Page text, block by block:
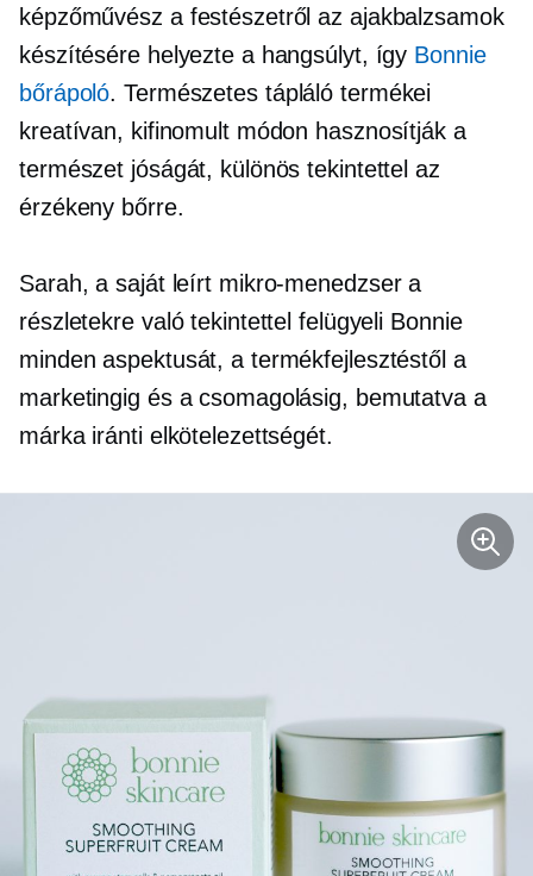
képzőművész a festészetről az ajakbalzsamok
készítésére helyezte a hangsúlyt, így Bonnie
bőrápoló. Természetes tápláló termékei
kreatívan, kifinomult módon hasznosítják a
természet jóságát, különös tekintettel az
érzékeny bőrre.
Sarah, asaját leírt mikro-menedzsera
részletekre való tekintettel felügyeli Bonnie
minden aspektusát, a termékfejlesztéstől a
marketingig és a csomagolásig, bemutatva a
márka iránti elkötelezettségét.